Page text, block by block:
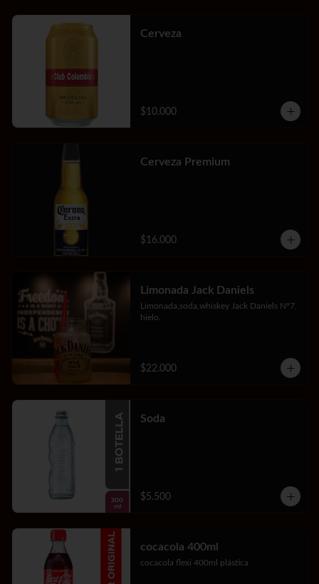
Cerveza
$10.000
Cerveza Premium
$16.000
Limonada Jack Daniels
Limonada,soda,whiskey Jack Daniels Nº7,
hielo.
$22.000
Soda
$5.500
cocacola 400ml
cocacola flexi 400ml plástica